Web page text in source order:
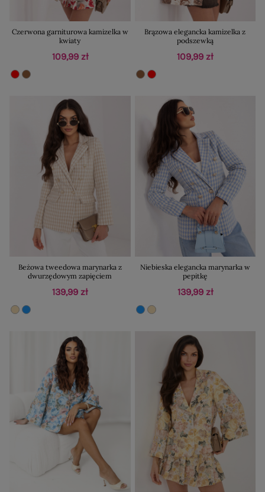
Czerwona garniturowa kamizelka w
kwiaty
109,99 zł
Brązowa elegancka kamizelka z
podszewką
109,99 zł
Beżowa tweedowa marynarka z
dwurzędowym zapięciem
139,99 zł
Niebieska elegancka marynarka w
pepitkę
139,99 zł